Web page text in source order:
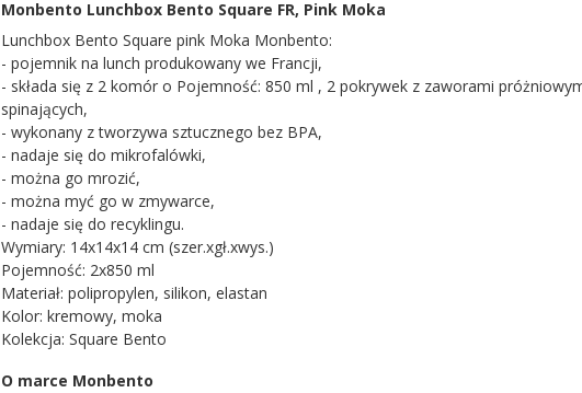
Monbento Lunchbox Bento Square FR, Pink Moka
Lunchbox Bento Square pink Moka Monbento:
- pojemnik na lunch produkowany we Francji,
- składa się z 2 komór o Pojemność: 850 ml , 2 pokrywek z zaworami
spinających,
- wykonany z tworzywa sztucznego bez BPA,
- nadaje się do mikrofalówki,
- można go mrozić,
- można myć go w zmywarce,
- nadaje się do recyklingu.
Wymiary: 14x14x14 cm (szer.xgł.xwys.)
Pojemność: 2x850 ml
Materiał: polipropylen, silikon, elastan
Kolor: kremowy, moka
Kolekcja: Square Bento
O marce Monbento